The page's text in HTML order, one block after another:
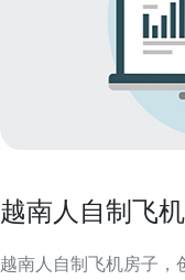
越南人自制飞
越南人自制飞机房子，创造奇迹！